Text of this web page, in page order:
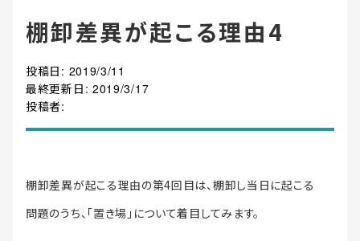
導入事例
お役立ち情報
棚卸差異が起こる理由4
投稿日: 2019/3/11
最終更新日: 2019/3/17
投稿者:
棚卸差異が起こる理由の第4回目は、棚卸し当日に起こる
問題のうち、「置き場」について着目してみます。